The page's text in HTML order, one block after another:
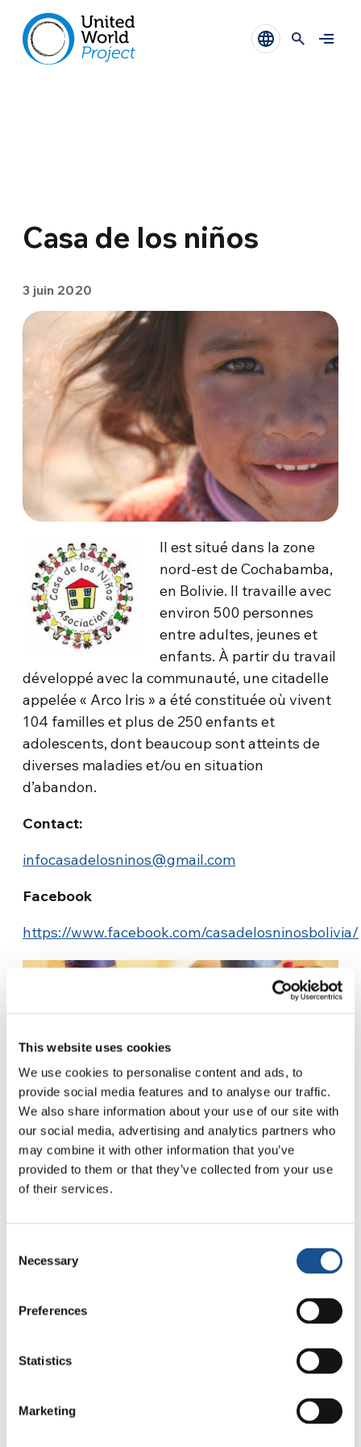
This website uses cookies
We use cookies to personalise content and ads, to
provide social media features and to analyse our traffic.
We also share information about your use of our site with
our social media, advertising and analytics partners who
may combine it with other information that you’ve
provided to them or that they’ve collected from your use
of their services.
Selection
Necessary
Preferences
Statistics
Marketing
Casa de los niños
3 juin 2020
Il est situé dans la zone
nord-est de Cochabamba,
en Bolivie. Il travaille avec
environ 500 personnes
entre adultes, jeunes et
enfants. À partir du travail
développé avec la communauté, une citadelle
appelée « Arco Iris » a été constituée où vivent
104 familles et plus de 250 enfants et
adolescents, dont beaucoup sont atteints de
diverses maladies et/ou en situation
d’abandon.
Contact:
infocasadelosninos@gmail.com
Facebook
https://www.facebook.com/casadelosninosbolivia/
❮
Related News